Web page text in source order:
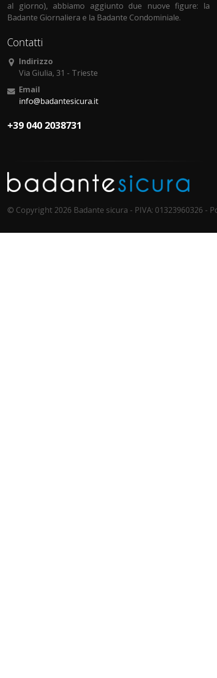
al giorno), abbiamo aggiunto due nuove figure: la
Badante Giornaliera e la Badante Condominiale.
Contatti
Indirizzo
Via Giulia, 31 - Trieste
Email
info@badantesicura.it
+39 040 2038731
© Copyright 2026 Badante sicura - PIVA: 01323960326 -